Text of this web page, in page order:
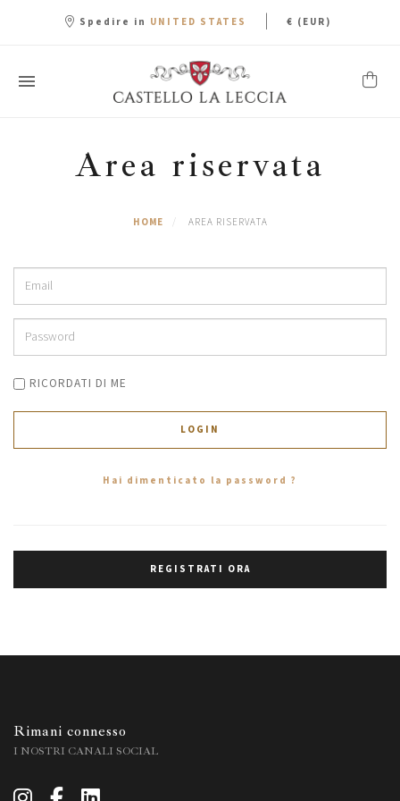
Spedire in UNITED STATES | € (EUR)
Area riservata
HOME AREA RISERVATA
RICORDATI DI ME
LOGIN
Hai dimenticato la password ?
REGISTRATI ORA
Rimani connesso
I NOSTRI CANALI SOCIAL